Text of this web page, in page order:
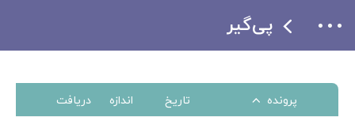
پی‌گیر
پرونده تاریخ اندازه دریافت